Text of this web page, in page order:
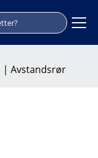
| Avstandsrør